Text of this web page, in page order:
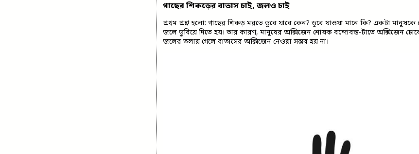
গাছের শিকড়ের বাতাস চাই, জলও চাই
প্রথম প্রশ্ন হলো: গাছের শিকড় মরতে ডুবে যাবে কেন? ডুবে যাওয়া মানে কি? একটা মানুষকে
জলে ডুবিয়ে দিতে হয়। তার কারণ, মানুষের অক্সিজেন শোষক বন্দোবস্ত-টাতে অক্সিজেন
জলের তলায় গেলে বাতাসের অক্সিজেন নেওয়া সম্ভব হয় না।